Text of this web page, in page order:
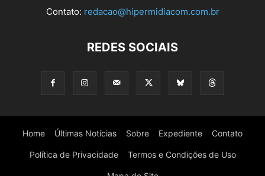
Contato: redacao@hipermidiacom.com.br
REDES SOCIAIS
Home Últimas Notícias Sobre Expediente Contato
Política de Privacidade Termos e Condições de Uso